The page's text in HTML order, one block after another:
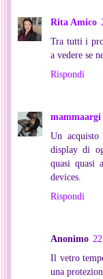
Rita Amico
Tra tutti i
a vedere se
Rispondi
mammaargi
Un
display di
quasi quasi
devices.
Rispondi
Anonimo
Il vetro
una